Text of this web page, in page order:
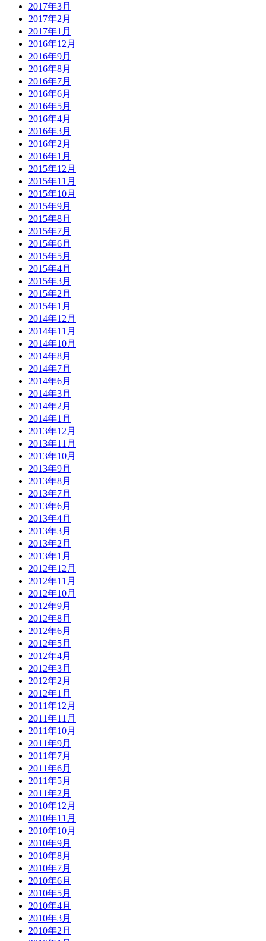
2017年3月
2017年2月
2017年1月
2016年12月
2016年9月
2016年8月
2016年7月
2016年6月
2016年5月
2016年4月
2016年3月
2016年2月
2016年1月
2015年12月
2015年11月
2015年10月
2015年9月
2015年8月
2015年7月
2015年6月
2015年5月
2015年4月
2015年3月
2015年2月
2015年1月
2014年12月
2014年11月
2014年10月
2014年8月
2014年7月
2014年6月
2014年3月
2014年2月
2014年1月
2013年12月
2013年11月
2013年10月
2013年9月
2013年8月
2013年7月
2013年6月
2013年4月
2013年3月
2013年2月
2013年1月
2012年12月
2012年11月
2012年10月
2012年9月
2012年8月
2012年6月
2012年5月
2012年4月
2012年3月
2012年2月
2012年1月
2011年12月
2011年11月
2011年10月
2011年9月
2011年7月
2011年6月
2011年5月
2011年2月
2010年12月
2010年11月
2010年10月
2010年9月
2010年8月
2010年7月
2010年6月
2010年5月
2010年4月
2010年3月
2010年2月